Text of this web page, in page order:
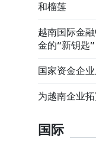
和榴莲
越南国际金
金的“新钥匙”
国家资金企
为越南企业
国际